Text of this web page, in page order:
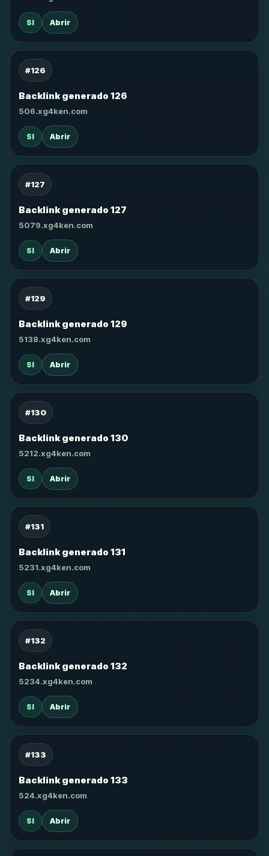
SI Abrir
#126
Backlink generado 126
506.xg4ken.com
SI Abrir
#127
Backlink generado 127
5079.xg4ken.com
SI Abrir
#129
Backlink generado 129
5138.xg4ken.com
SI Abrir
#130
Backlink generado 130
5212.xg4ken.com
SI Abrir
#131
Backlink generado 131
5231.xg4ken.com
SI Abrir
#132
Backlink generado 132
5234.xg4ken.com
SI Abrir
#133
Backlink generado 133
524.xg4ken.com
SI Abrir